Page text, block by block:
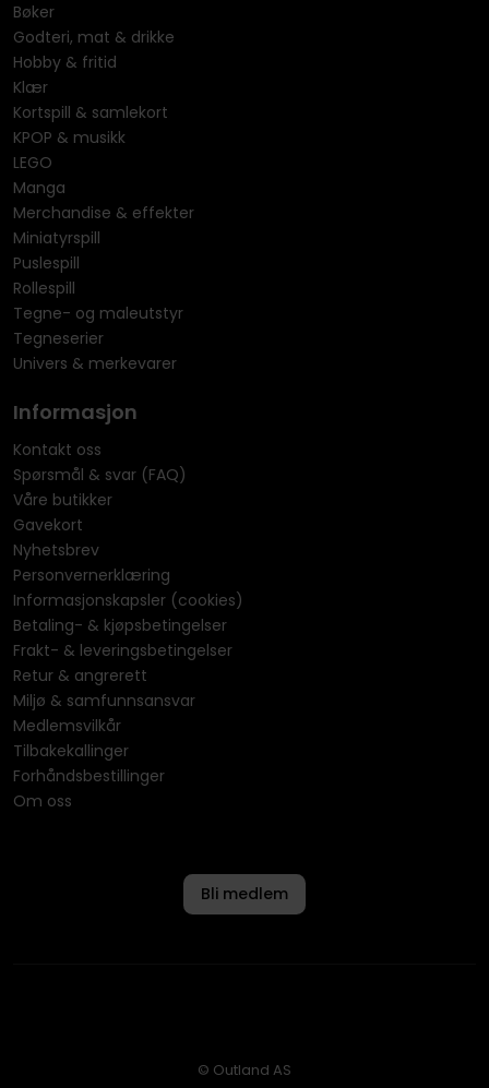
Bøker
Godteri, mat & drikke
Hobby & fritid
Klær
Kortspill & samlekort
KPOP & musikk
LEGO
Manga
Merchandise & effekter
Miniatyrspill
Puslespill
Rollespill
Tegne- og maleutstyr
Tegneserier
Univers & merkevarer
Informasjon
Kontakt oss
Spørsmål & svar (FAQ)
Våre butikker
Gavekort
Nyhetsbrev
Personvernerklæring
Informasjonskapsler (cookies)
Betaling- & kjøpsbetingelser
Frakt- & leveringsbetingelser
Retur & angrerett
Miljø & samfunnsansvar
Medlemsvilkår
Tilbakekallinger
Forhåndsbestillinger
Om oss
Bli medlem
© Outland AS